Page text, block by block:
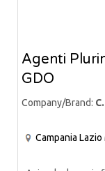
Agenti
GDO
Company/Brand:
Campania Lazio